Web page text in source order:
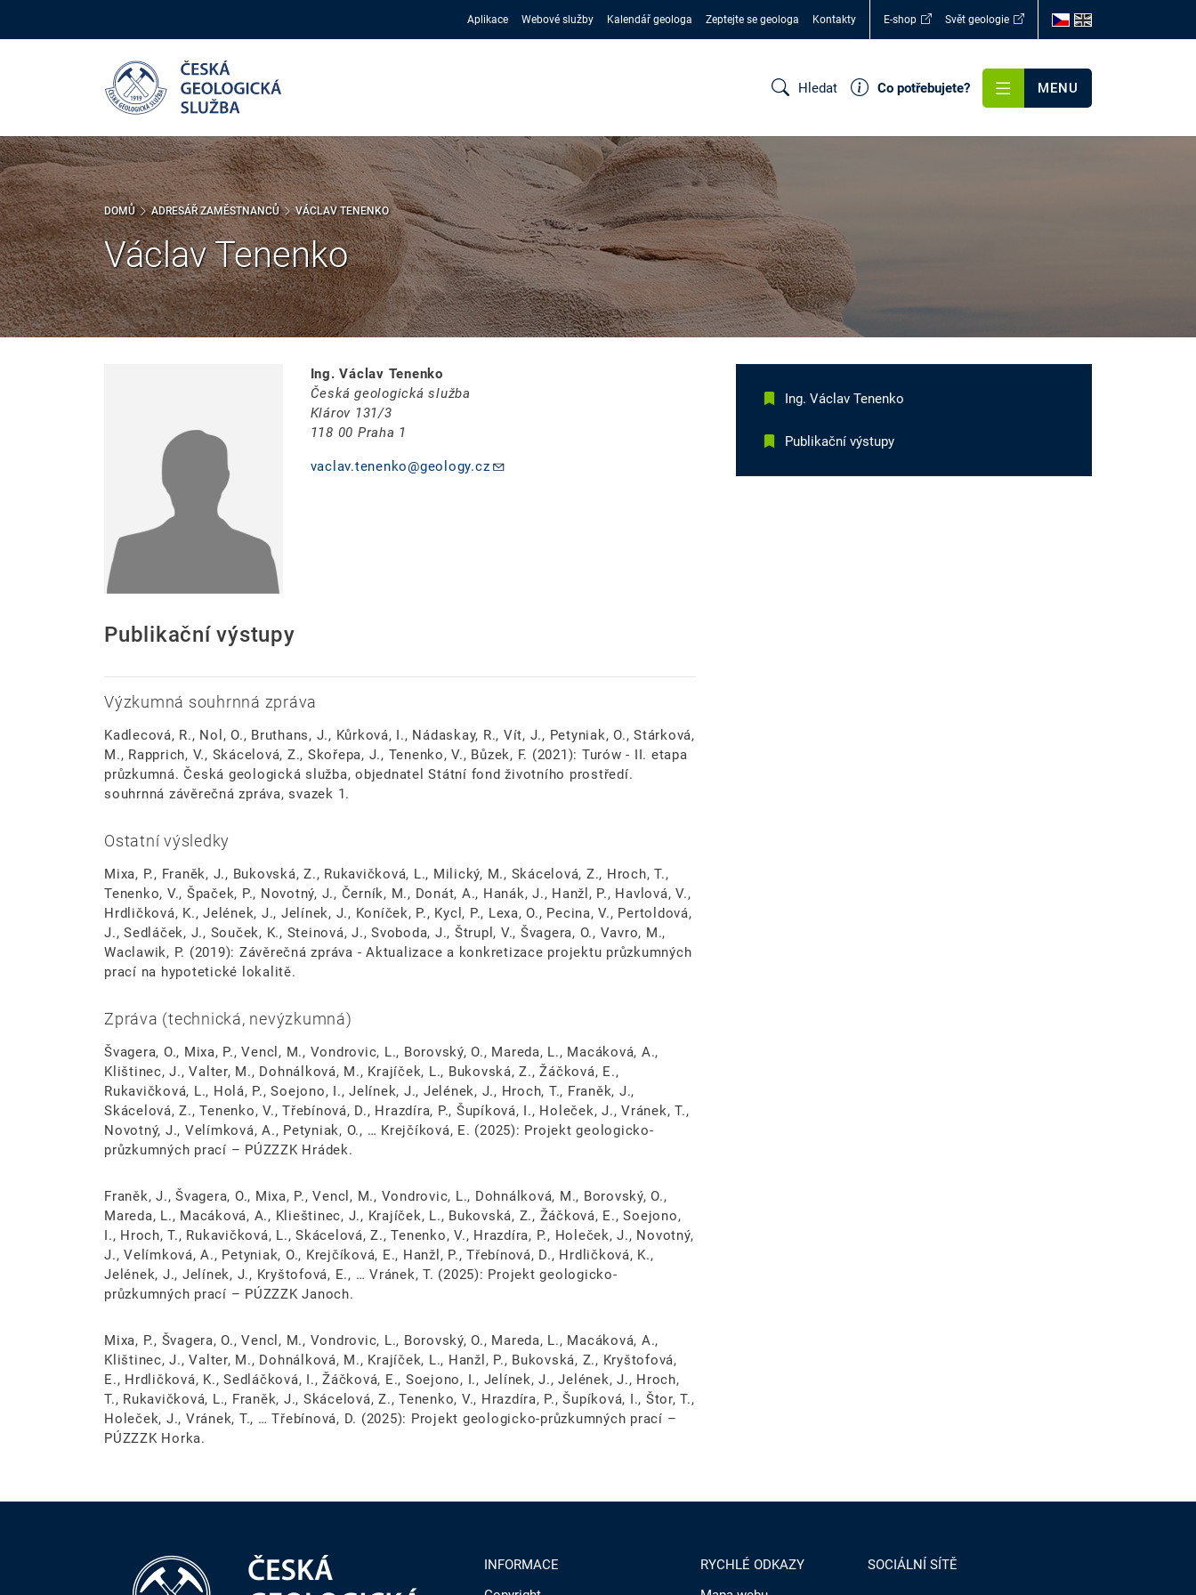
Aplikace Webové služby Kalendář geologa Zeptejte se geologa Kontakty E-shop Svět geologie
Hledat Co potřebujete? MENU
DOMŮ ADRESÁŘ ZAMĚSTNANCŮ VÁCLAV TENENKO
Václav Tenenko
Ing. Václav Tenenko
Česká geologická služba
Klárov 131/3
118 00 Praha 1
vaclav.tenenko@geology.cz
Publikační výstupy
Výzkumná souhrnná zpráva
Kadlecová, R., Nol, O., Bruthans, J., Kůrková, I., Nádaskay, R., Vít, J., Petyniak, O., Stárková,
M., Rapprich, V., Skácelová, Z., Skořepa, J., Tenenko, V., Bůzek, F. (2021): Turów - II. etapa
průzkumná. Česká geologická služba, objednatel Státní fond životního prostředí.
souhrnná závěrečná zpráva, svazek 1.
Ostatní výsledky
Mixa, P., Franěk, J., Bukovská, Z., Rukavičková, L., Milický, M., Skácelová, Z., Hroch, T.,
Tenenko, V., Špaček, P., Novotný, J., Černík, M., Donát, A., Hanák, J., Hanžl, P., Havlová, V.,
Hrdličková, K., Jelének, J., Jelínek, J., Koníček, P., Kycl, P., Lexa, O., Pecina, V., Pertoldová,
J., Sedláček, J., Souček, K., Steinová, J., Svoboda, J., Štrupl, V., Švagera, O., Vavro, M.,
Waclawik, P. (2019): Závěrečná zpráva - Aktualizace a konkretizace projektu průzkumných
prací na hypotetické lokalitě.
Zpráva (technická, nevýzkumná)
Švagera, O., Mixa, P., Vencl, M., Vondrovic, L., Borovský, O., Mareda, L., Macáková, A.,
Klištinec, J., Valter, M., Dohnálková, M., Krajíček, L., Bukovská, Z., Žáčková, E.,
Rukavičková, L., Holá, P., Soejono, I., Jelínek, J., Jelének, J., Hroch, T., Franěk, J.,
Skácelová, Z., Tenenko, V., Třebínová, D., Hrazdíra, P., Šupíková, I., Holeček, J., Vránek, T.,
Novotný, J., Velímková, A., Petyniak, O., … Krejčíková, E. (2025): Projekt geologicko-
průzkumných prací – PÚZZZK Hrádek.
Franěk, J., Švagera, O., Mixa, P., Vencl, M., Vondrovic, L., Dohnálková, M., Borovský, O.,
Mareda, L., Macáková, A., Klieštinec, J., Krajíček, L., Bukovská, Z., Žáčková, E., Soejono,
I., Hroch, T., Rukavičková, L., Skácelová, Z., Tenenko, V., Hrazdíra, P., Holeček, J., Novotný,
J., Velímková, A., Petyniak, O., Krejčíková, E., Hanžl, P., Třebínová, D., Hrdličková, K.,
Jelének, J., Jelínek, J., Kryštofová, E., … Vránek, T. (2025): Projekt geologicko-
průzkumných prací – PÚZZZK Janoch.
Mixa, P., Švagera, O., Vencl, M., Vondrovic, L., Borovský, O., Mareda, L., Macáková, A.,
Klištinec, J., Valter, M., Dohnálková, M., Krajíček, L., Hanžl, P., Bukovská, Z., Kryštofová,
E., Hrdličková, K., Sedláčková, I., Žáčková, E., Soejono, I., Jelínek, J., Jelének, J., Hroch,
T., Rukavičková, L., Franěk, J., Skácelová, Z., Tenenko, V., Hrazdíra, P., Šupíková, I., Štor, T.,
Holeček, J., Vránek, T., … Třebínová, D. (2025): Projekt geologicko-průzkumných prací –
PÚZZZK Horka.
Ing. Václav Tenenko
Publikační výstupy
INFORMACE
RYCHLÉ ODKAZY
SOCIÁLNÍ SÍTĚ